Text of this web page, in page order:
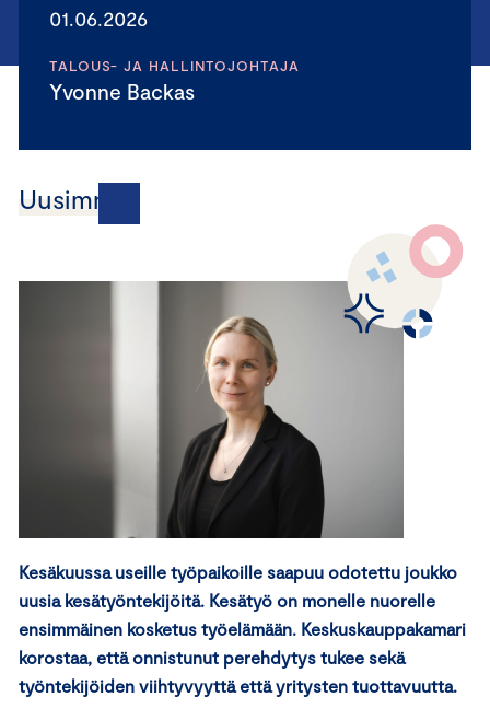
01.06.2026
TALOUS- JA HALLINTOJOHTAJA
Yvonne Backas
Uusimmat
Kesäkuussa useille työpaikoille saapuu odotettu joukko
uusia kesätyöntekijöitä. Kesätyö on monelle nuorelle
ensimmäinen kosketus työelämään. Keskuskauppakamari
korostaa, että onnistunut perehdytys tukee sekä
työntekijöiden viihtyvyyttä että yritysten tuottavuutta.